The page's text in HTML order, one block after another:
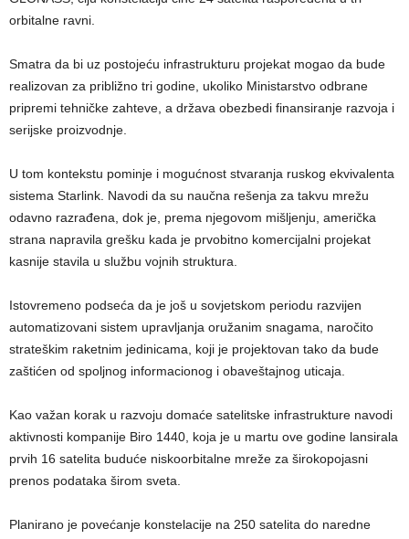
orbitalne ravni.
Smatra da bi uz postojeću infrastrukturu projekat mogao da bude
realizovan za približno tri godine, ukoliko Ministarstvo odbrane
pripremi tehničke zahteve, a država obezbedi finansiranje razvoja i
serijske proizvodnje.
U tom kontekstu pominje i mogućnost stvaranja ruskog ekvivalenta
sistema Starlink. Navodi da su naučna rešenja za takvu mrežu
odavno razrađena, dok je, prema njegovom mišljenju, američka
strana napravila grešku kada je prvobitno komercijalni projekat
kasnije stavila u službu vojnih struktura.
Istovremeno podseća da je još u sovjetskom periodu razvijen
automatizovani sistem upravljanja oružanim snagama, naročito
strateškim raketnim jedinicama, koji je projektovan tako da bude
zaštićen od spoljnog informacionog i obaveštajnog uticaja.
Kao važan korak u razvoju domaće satelitske infrastrukture navodi
aktivnosti kompanije Biro 1440, koja je u martu ove godine lansirala
prvih 16 satelita buduće niskoorbitalne mreže za širokopojasni
prenos podataka širom sveta.
Planirano je povećanje konstelacije na 250 satelita do naredne